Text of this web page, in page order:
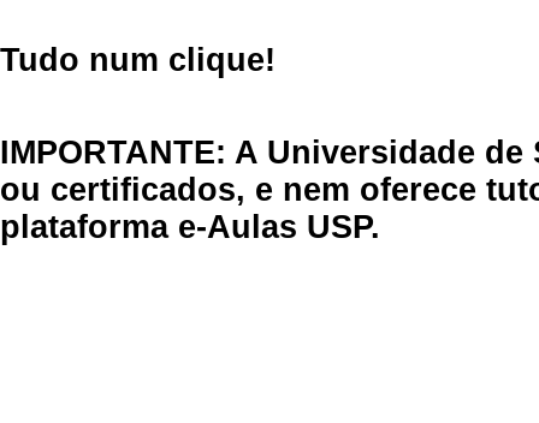
Tudo num clique!
IMPORTANTE: A Universidade
ou certificados, e nem oferece
plataforma e-Aulas USP.